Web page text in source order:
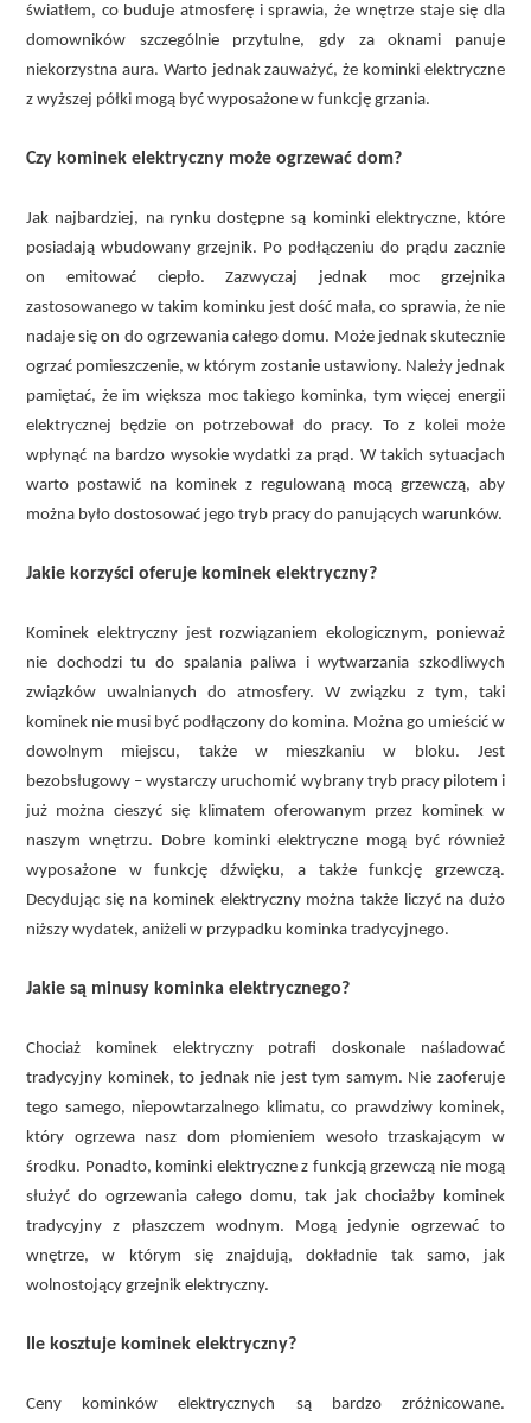
światłem, co buduje atmosferę i sprawia, że wnętrze staje się dla
domowników szczególnie przytulne, gdy za oknami panuje
niekorzystna aura. Warto jednak zauważyć, że kominki elektryczne
z wyższej półki mogą być wyposażone w funkcję grzania.
Czy kominek elektryczny może ogrzewać dom?
Jak najbardziej, na rynku dostępne są kominki elektryczne, które
posiadają wbudowany grzejnik. Po podłączeniu do prądu zacznie
on emitować ciepło. Zazwyczaj jednak moc grzejnika
zastosowanego w takim kominku jest dość mała, co sprawia, że nie
nadaje się on do ogrzewania całego domu. Może jednak skutecznie
ogrzać pomieszczenie, w którym zostanie ustawiony. Należy jednak
pamiętać, że im większa moc takiego kominka, tym więcej energii
elektrycznej będzie on potrzebował do pracy. To z kolei może
wpłynąć na bardzo wysokie wydatki za prąd. W takich sytuacjach
warto postawić na kominek z regulowaną mocą grzewczą, aby
można było dostosować jego tryb pracy do panujących warunków.
Jakie korzyści oferuje kominek elektryczny?
Kominek elektryczny jest rozwiązaniem ekologicznym, ponieważ
nie dochodzi tu do spalania paliwa i wytwarzania szkodliwych
związków uwalnianych do atmosfery. W związku z tym, taki
kominek nie musi być podłączony do komina. Można go umieścić w
dowolnym miejscu, także w mieszkaniu w bloku. Jest
bezobsługowy – wystarczy uruchomić wybrany tryb pracy pilotem i
już można cieszyć się klimatem oferowanym przez kominek w
naszym wnętrzu. Dobre kominki elektryczne mogą być również
wyposażone w funkcję dźwięku, a także funkcję grzewczą.
Decydując się na kominek elektryczny można także liczyć na dużo
niższy wydatek, aniżeli w przypadku kominka tradycyjnego.
Jakie są minusy kominka elektrycznego?
Chociaż kominek elektryczny potrafi doskonale naśladować
tradycyjny kominek, to jednak nie jest tym samym. Nie zaoferuje
tego samego, niepowtarzalnego klimatu, co prawdziwy kominek,
który ogrzewa nasz dom płomieniem wesoło trzaskającym w
środku. Ponadto, kominki elektryczne z funkcją grzewczą nie mogą
służyć do ogrzewania całego domu, tak jak chociażby kominek
tradycyjny z płaszczem wodnym. Mogą jedynie ogrzewać to
wnętrze, w którym się znajdują, dokładnie tak samo, jak
wolnostojący grzejnik elektryczny.
Ile kosztuje kominek elektryczny?
Ceny kominków elektrycznych są bardzo zróżnicowane.